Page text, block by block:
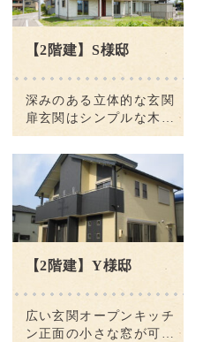
調でそろえています２階
手洗い場広いクローゼッ
トその廊下を進むと奥
【2階建】S様邸
深みのある立体的な玄関
扉玄関はシンプルな木目
の廊下 収納扉も同じも木
目でやさしい緑の置物も
映えそうリビング入ると
L字のオープンキッチン
奥のお部屋に続く扉も見
えます近づいてみましょ
う置き場が十分のシステ
ムキッチン 勝手口 […]
【2階建】Y様邸
広い玄関オープンキッチ
ン正面の小さな窓が可愛